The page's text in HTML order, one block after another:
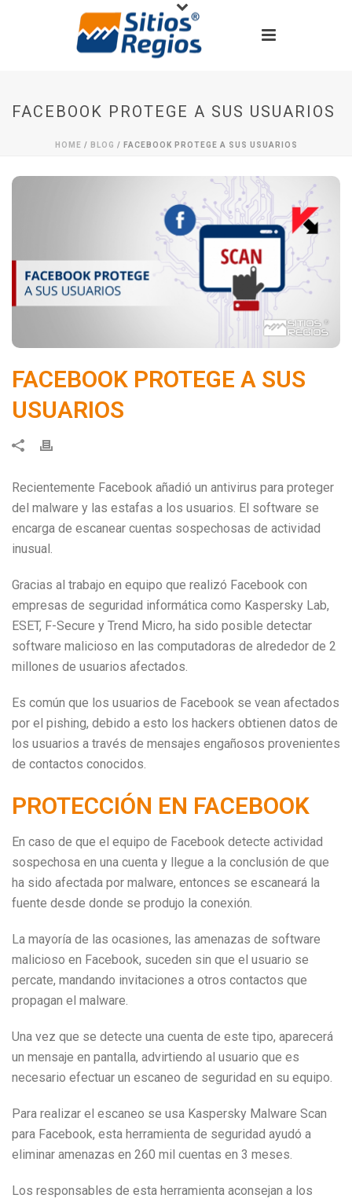
FACEBOOK PROTEGE A SUS USUARIOS
HOME / BLOG / FACEBOOK PROTEGE A SUS USUARIOS
FACEBOOK PROTEGE A SUS
USUARIOS
Recientemente Facebook añadió un antivirus para proteger
del malware y las estafas a los usuarios. El software se
encarga de escanear cuentas sospechosas de actividad
inusual.
Gracias al trabajo en equipo que realizó Facebook con
empresas de seguridad informática como Kaspersky Lab,
ESET, F-Secure y Trend Micro, ha sido posible detectar
software malicioso en las computadoras de alrededor de 2
millones de usuarios afectados.
Es común que los usuarios de Facebook se vean afectados
por el pishing, debido a esto los hackers obtienen datos de
los usuarios a través de mensajes engañosos provenientes
de contactos conocidos.
PROTECCIÓN EN FACEBOOK
En caso de que el equipo de Facebook detecte actividad
sospechosa en una cuenta y llegue a la conclusión de que
ha sido afectada por malware, entonces se escaneará la
fuente desde donde se produjo la conexión.
La mayoría de las ocasiones, las amenazas de software
malicioso en Facebook, suceden sin que el usuario se
percate, mandando invitaciones a otros contactos que
propagan el malware.
Una vez que se detecte una cuenta de este tipo, aparecerá
un mensaje en pantalla, advirtiendo al usuario que es
necesario efectuar un escaneo de seguridad en su equipo.
Para realizar el escaneo se usa Kaspersky Malware Scan
para Facebook, esta herramienta de seguridad ayudó a
eliminar amenazas en 260 mil cuentas en 3 meses.
Los responsables de esta herramienta aconsejan a los